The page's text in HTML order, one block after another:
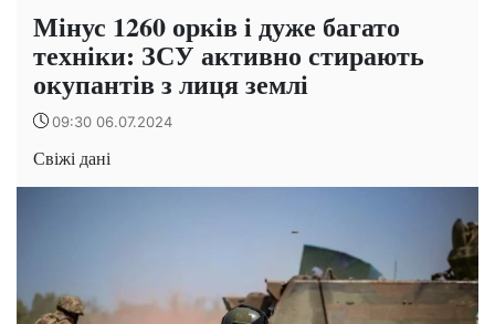
Мінус 1260 орків і дуже багато
техніки: ЗСУ активно стирають
окупантів з лиця землі
09:30 06.07.2024
Свіжі дані